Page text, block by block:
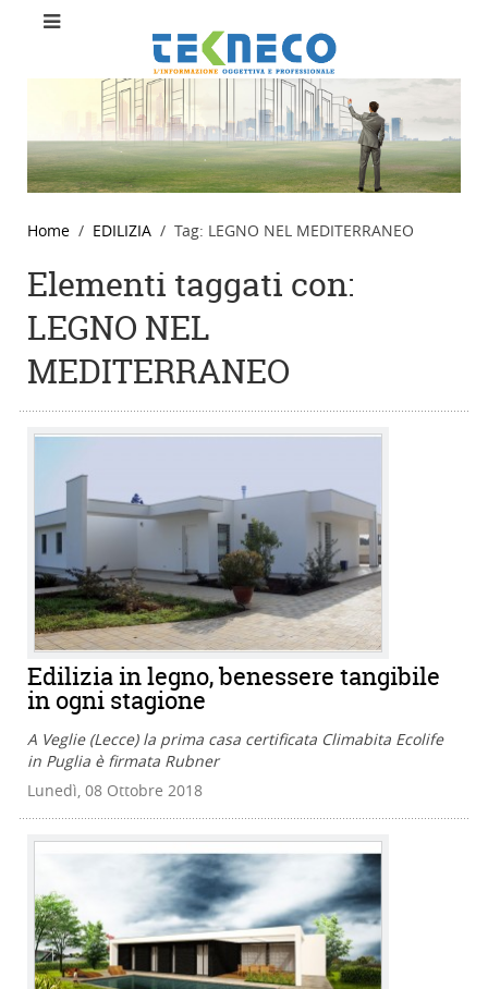
Home EDILIZIA Tag: LEGNO NEL MEDITERRANEO
Elementi taggati con:
LEGNO NEL
MEDITERRANEO
Edilizia in legno, benessere tangibile
in ogni stagione
A Veglie (Lecce) la prima casa certificata Climabita Ecolife
in Puglia è firmata Rubner
Lunedì, 08 Ottobre 2018